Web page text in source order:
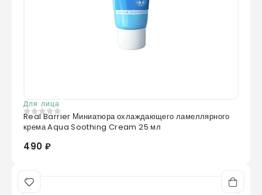
Для лица
0 из 5
Real Barrier Миниатюра охлаждающего ламеллярного
крема Aqua Soothing Cream 25 мл
490 ₽